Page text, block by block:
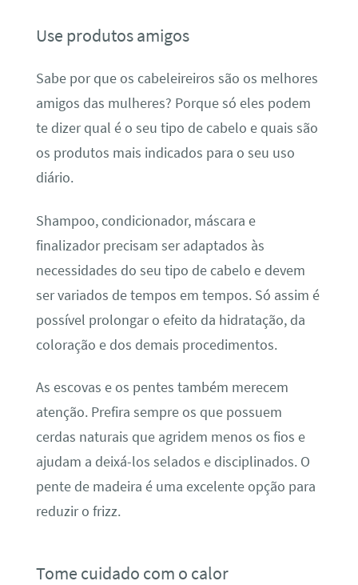
Use produtos amigos
Sabe por que os cabeleireiros são os melhores
amigos das mulheres? Porque só eles podem
te dizer qual é o seu tipo de cabelo e quais são
os produtos mais indicados para o seu uso
diário.
Shampoo, condicionador, máscara e
finalizador precisam ser adaptados às
necessidades do seu tipo de cabelo e devem
ser variados de tempos em tempos. Só assim é
possível prolongar o efeito da hidratação, da
coloração e dos demais procedimentos.
As escovas e os pentes também merecem
atenção. Prefira sempre os que possuem
cerdas naturais que agridem menos os fios e
ajudam a deixá-los selados e disciplinados. O
pente de madeira é uma excelente opção para
reduzir o frizz.
Tome cuidado com o calor